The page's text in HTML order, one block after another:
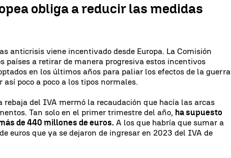
obliga a reducir las medidas
anticrisis viene incentivado desde Europa. La Comisión
países a retirar de manera progresiva estos incentivos
en los últimos años para paliar los efectos de la guerra
así poco a poco a los tipos normales.
rebaja del IVA mermó la recaudación que hacía las arcas
Tan solo en el primer trimestre del año, ha supuesto
de 440 millones de euros. A los que habría que sumar a
euros que ya se dejaron de ingresar en 2023 del IVA de